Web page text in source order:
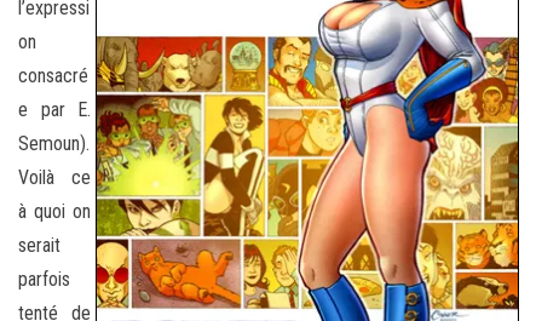
l’expressi
on
consacré
e par E.
Semoun).
Voilà ce
à quoi on
serait
parfois
tenté de